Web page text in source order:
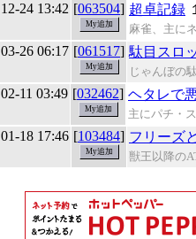
12-24 13:42 [063504] 超卓記録
麻雀、主に
03-26 06:17 [061517] 駄目スロ
じゃんぼの
02-11 03:49 [032462] ヘタレで
主にパチ・
01-18 17:46 [103484] フリーズ
獣王以降の